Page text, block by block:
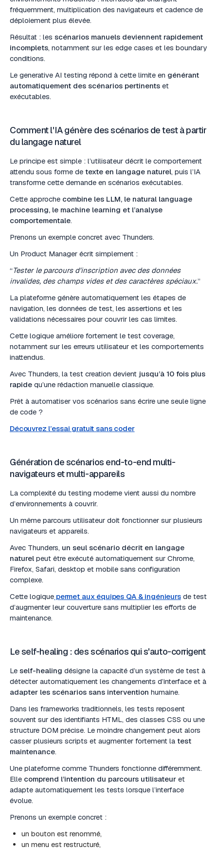
fréquemment, multiplication des navigateurs et cadence de
déploiement plus élevée.
Résultat : les scénarios manuels deviennent rapidement
incomplets, notamment sur les edge cases et les boundary
conditions.
Le generative AI testing répond à cette limite en générant
automatiquement des scénarios pertinents et
exécutables.
Comment l'IA génère des scénarios de test à partir
du langage naturel
Le principe est simple : l’utilisateur décrit le comportement
attendu sous forme de texte en langage naturel, puis l’IA
transforme cette demande en scénarios exécutables.
Cette approche combine les LLM, le natural language
processing, le machine learning et l’analyse
comportementale.
Prenons un exemple concret avec Thunders.
Un Product Manager écrit simplement :
“Tester le parcours d'inscription avec des données
invalides, des champs vides et des caractères spéciaux.”
La plateforme génère automatiquement les étapes de
navigation, les données de test, les assertions et les
validations nécessaires pour couvrir les cas limites.
Cette logique améliore fortement le test coverage,
notamment sur les erreurs utilisateur et les comportements
inattendus.
Avec Thunders, la test creation devient jusqu’à 10 fois plus
rapide qu’une rédaction manuelle classique.
Prêt à automatiser vos scénarios sans écrire une seule ligne
de code ?
Découvrez l’essai gratuit sans coder
Génération de scénarios end-to-end multi-
navigateurs et multi-appareils
La complexité du testing moderne vient aussi du nombre
d’environnements à couvrir.
Un même parcours utilisateur doit fonctionner sur plusieurs
navigateurs et appareils.
Avec Thunders, un seul scénario décrit en langage
naturel peut être exécuté automatiquement sur Chrome,
Firefox, Safari, desktop et mobile sans configuration
complexe.
Cette logique permet aux équipes QA & ingénieursde test
d’augmenter leur couverture sans multiplier les efforts de
maintenance.
Le self-healing : des scénarios qui s'auto-corrigent
Le self-healing désigne la capacité d’un système de test à
détecter automatiquement les changements d’interface et à
adapter les scénarios sans intervention humaine.
Dans les frameworks traditionnels, les tests reposent
souvent sur des identifiants HTML, des classes CSS ou une
structure DOM précise. Le moindre changement peut alors
casser plusieurs scripts et augmenter fortement la test
maintenance.
Une plateforme comme Thunders fonctionne différemment.
Elle comprend l’intention du parcours utilisateur et
adapte automatiquement les tests lorsque l’interface
évolue.
Prenons un exemple concret :
un bouton est renommé,
un menu est restructuré,